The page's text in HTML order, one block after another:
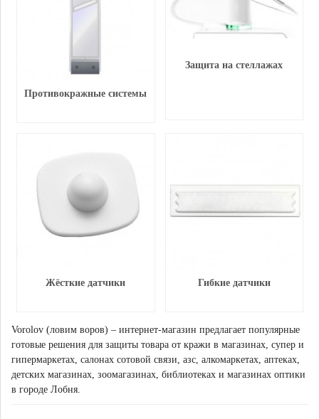
Противокражные системы
Защита на стеллажах
Жёсткие датчики Гибкие датчики
Vorolov (ловим воров) – интернет-магазин предлагает популярные
готовые решения для защиты товара от кражи в магазинах, супер и
гипермаркетах, салонах сотовой связи, азс, алкомаркетах, аптеках,
детских магазинах, зоомагазинах, библиотеках и магазинах оптики
в городе Лобня.